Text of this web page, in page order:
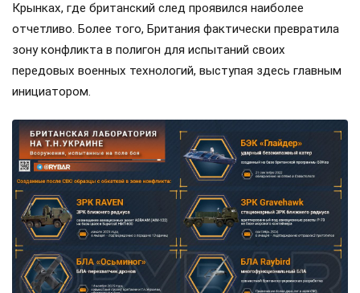
Крынках, где британский след проявился наиболее
отчетливо. Более того, Британия фактически превратила
зону конфликта в полигон для испытаний своих
передовых военных технологий, выступая здесь главным
инициатором.